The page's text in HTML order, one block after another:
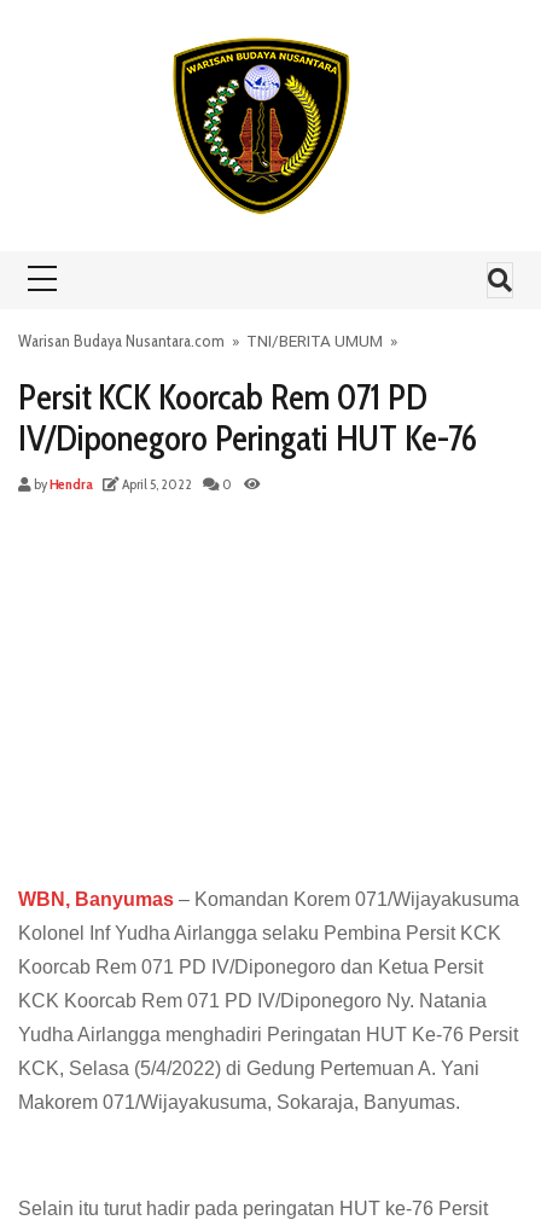
Warisan Budaya Nusantara.com » TNI/BERITA UMUM »
Persit KCK Koorcab Rem 071 PD
IV/Diponegoro Peringati HUT Ke-76
byHendra April 5, 2022 0
WBN, Banyumas – Komandan Korem 071/Wijayakusuma
Kolonel Inf Yudha Airlangga selaku Pembina Persit KCK
Koorcab Rem 071 PD IV/Diponegoro dan Ketua Persit
KCK Koorcab Rem 071 PD IV/Diponegoro Ny. Natania
Yudha Airlangga menghadiri Peringatan HUT Ke-76 Persit
KCK, Selasa (5/4/2022) di Gedung Pertemuan A. Yani
Makorem 071/Wijayakusuma, Sokaraja, Banyumas.
Selain itu turut hadir pada peringatan HUT ke-76 Persit